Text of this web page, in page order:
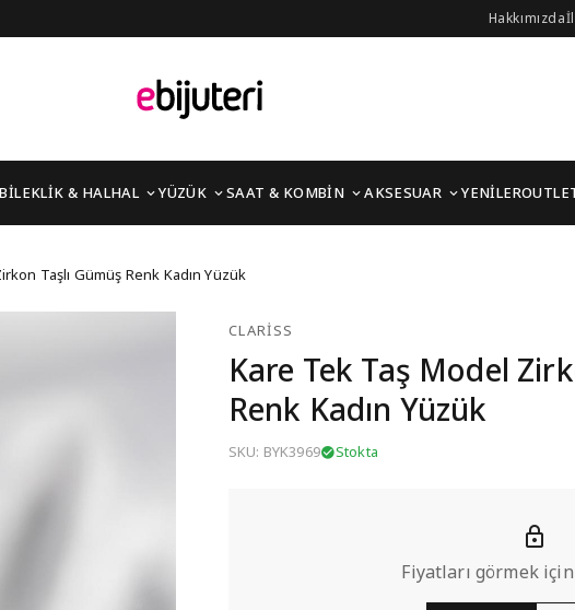
Hakkımızda
BİLEKLİK & HALHAL YÜZÜK SAAT & KOMBİN AKSESUAR YENİLER
Gümüş Renk Kadın
Taşlı Gümüş Renk Kadın Yüzük
CLARISS
Kare Tek Taş Model
Renk Kadın Yüzük
SKU: BYK3969 Stokta
Fiyatları görmek